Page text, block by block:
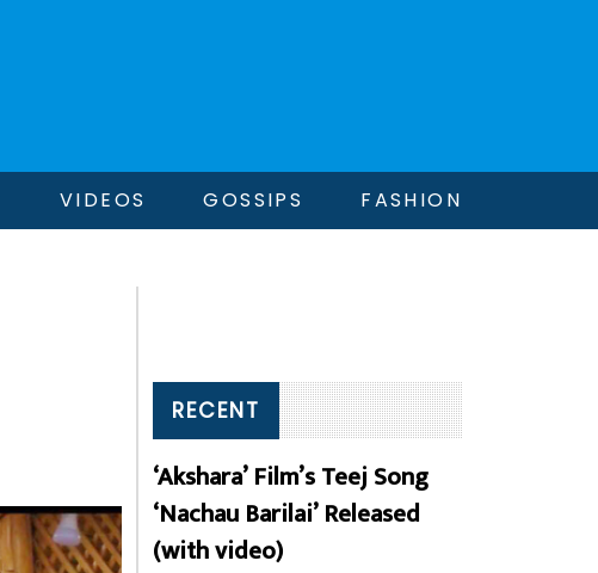
VIDEOS GOSSIPS FASHION
RECENT
‘Akshara’ Film’s Teej Song
‘Nachau Barilai’ Released
(with video)